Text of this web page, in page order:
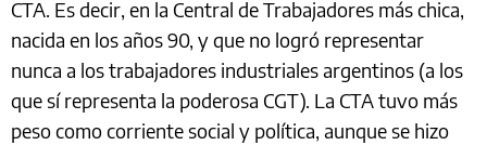
CTA. Es decir, en la Central de Trabajadores más chica,
nacida en los años 90, y que no logró representar
nunca a los trabajadores industriales argentinos (a los
que sí representa la poderosa CGT). La CTA tuvo más
peso como corriente social y política, aunque se hizo